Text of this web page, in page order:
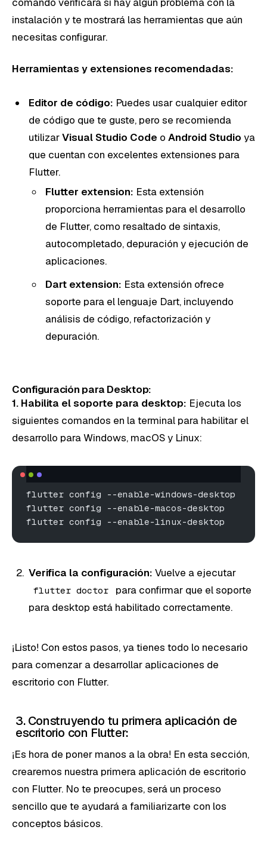
instalación y te mostrará las herramientas que aún
necesitas configurar.
Herramientas y extensiones recomendadas:
Editor de código: Puedes usar cualquier editor
de código que te guste, pero se recomienda
utilizarVisual Studio Code o Android Studio ya
que cuentan con excelentes extensiones para
Flutter.
Flutter extension: Esta extensión
proporciona herramientas para el desarrollo
de Flutter, como resaltado de sintaxis,
autocompletado, depuración y ejecución de
aplicaciones.
Dart extension: Esta extensión ofrece
soporte para el lenguaje Dart, incluyendo
análisis de código, refactorización y
depuración.
Configuración para Desktop:
1. Habilita el soporte para desktop: Ejecuta los
siguientes comandos en la terminal para habilitar el
desarrollo para Windows, macOS y Linux:
flutter config --enable-windows-desktop
flutter config --enable-macos-desktop
flutter config --enable-linux-desktop
Verifica la configuración: Vuelve a ejecutar
flutter doctor
para confirmar que el soporte
para desktop está habilitado correctamente.
¡Listo! Con estos pasos, ya tienes todo lo necesario
para comenzar a desarrollar aplicaciones de
escritorio con Flutter.
3. Construyendo tu primera aplicación de
escritorio con Flutter:
¡Es hora de poner manos a la obra! En esta sección,
crearemos nuestra primera aplicación de escritorio
con Flutter. No te preocupes, será un proceso
sencillo que te ayudará a familiarizarte con los
conceptos básicos.